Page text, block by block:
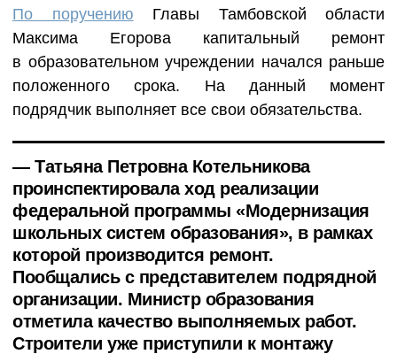
По поручению Главы Тамбовской области
Максима Егорова капитальный ремонт
в образовательном учреждении начался раньше
положенного срока. На данный момент
подрядчик выполняет все свои обязательства.
— Татьяна Петровна Котельникова
проинспектировала ход реализации
федеральной программы «Модернизация
школьных систем образования», в рамках
которой производится ремонт.
Пообщались с представителем подрядной
организации. Министр образования
отметила качество выполняемых работ.
Строители уже приступили к монтажу